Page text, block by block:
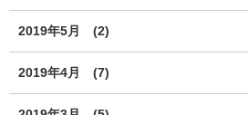
2019年5月 (2)
2019年4月 (7)